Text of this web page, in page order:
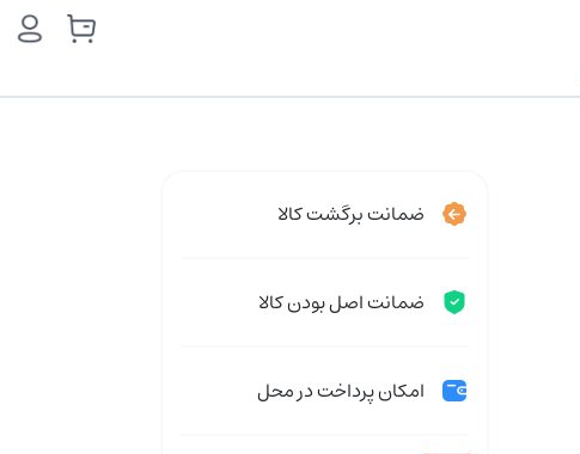
ضمانت برگشت کالا
ضمانت اصل بودن کالا
امکان پرداخت در محل